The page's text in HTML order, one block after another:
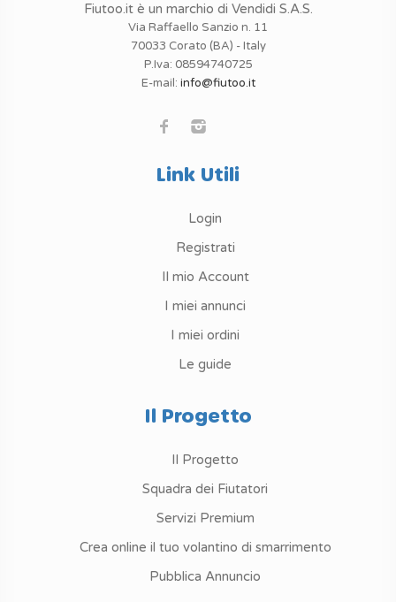
Fiutoo.it è un marchio di Vendidi S.A.S.
Via Raffaello Sanzio n. 11
70033 Corato (BA) - Italy
P.Iva: 08594740725
E-mail: info@fiutoo.it
Link Utili
Login
Registrati
Il mio Account
I miei annunci
I miei ordini
Le guide
Il Progetto
Il Progetto
Squadra dei Fiutatori
Servizi Premium
Crea online il tuo volantino di smarrimento
Pubblica Annuncio